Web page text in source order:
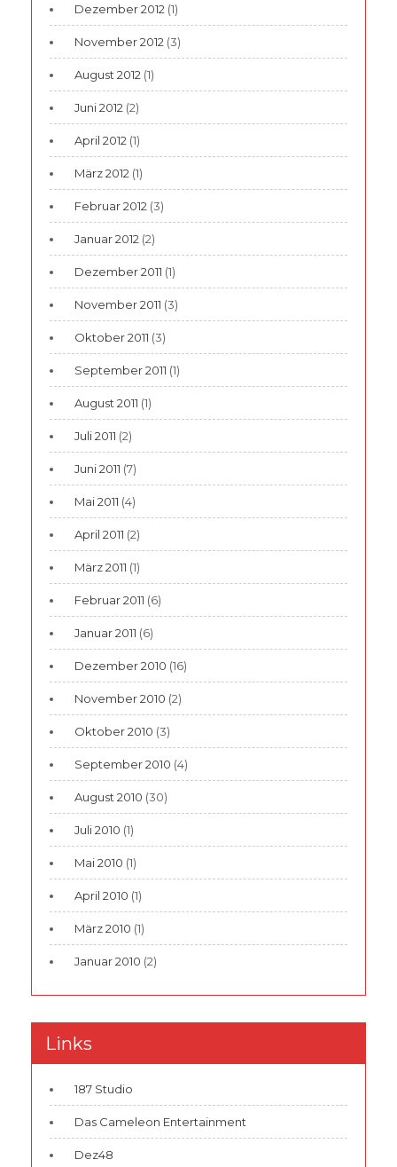
Dezember 2012 (1)
November 2012 (3)
August 2012 (1)
Juni 2012 (2)
April 2012 (1)
März 2012 (1)
Februar 2012 (3)
Januar 2012 (2)
Dezember 2011 (1)
November 2011 (3)
Oktober 2011 (3)
September 2011 (1)
August 2011 (1)
Juli 2011 (2)
Juni 2011 (7)
Mai 2011 (4)
April 2011 (2)
März 2011 (1)
Februar 2011 (6)
Januar 2011 (6)
Dezember 2010 (16)
November 2010 (2)
Oktober 2010 (3)
September 2010 (4)
August 2010 (30)
Juli 2010 (1)
Mai 2010 (1)
April 2010 (1)
März 2010 (1)
Januar 2010 (2)
Links
187 Studio
Das Cameleon Entertainment
Dez48